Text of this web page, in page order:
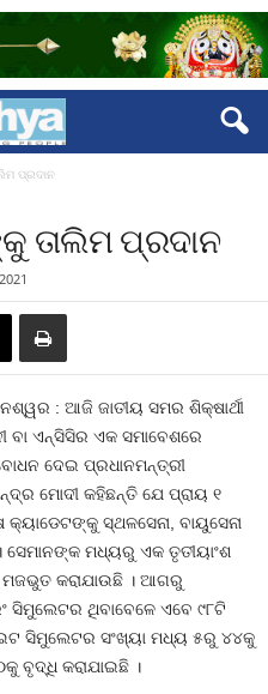
ପ୍ରଦାନ
ତାଲିମ ପ୍ରଦାନ
: ଆଜି ଜାତୀୟ ସମର ଶିକ୍ଷାର୍ଥୀ
ବା ଏନ୍‌ସିସିର ଏକ ସମାବେଶରେ
ଦେଇ ପ୍ରଧାନମନ୍ତ୍ରୀ
ମୋଦୀ କହିଛନ୍ତି ଯେ ପ୍ରାୟ ୧
ସ୍ଥଳସେନା, ବାୟୁସେନା
ମଧ୍ୟରୁ ଏକ ତୃତୀୟାଂଶ
ମଜଭୁତ କରାଯାଉଛି । ଆଗରୁ
ସିମୁଲେଟର ଥିବାବେଳେ ଏବେ ୯୮ଟି
ସିମୁଲେଟର ସଂଖ୍ୟା ମଧ୍ୟ ୫ରୁ ୪୪କୁ
ବୃଦ୍ଧି କରାଯାଇଛି ।